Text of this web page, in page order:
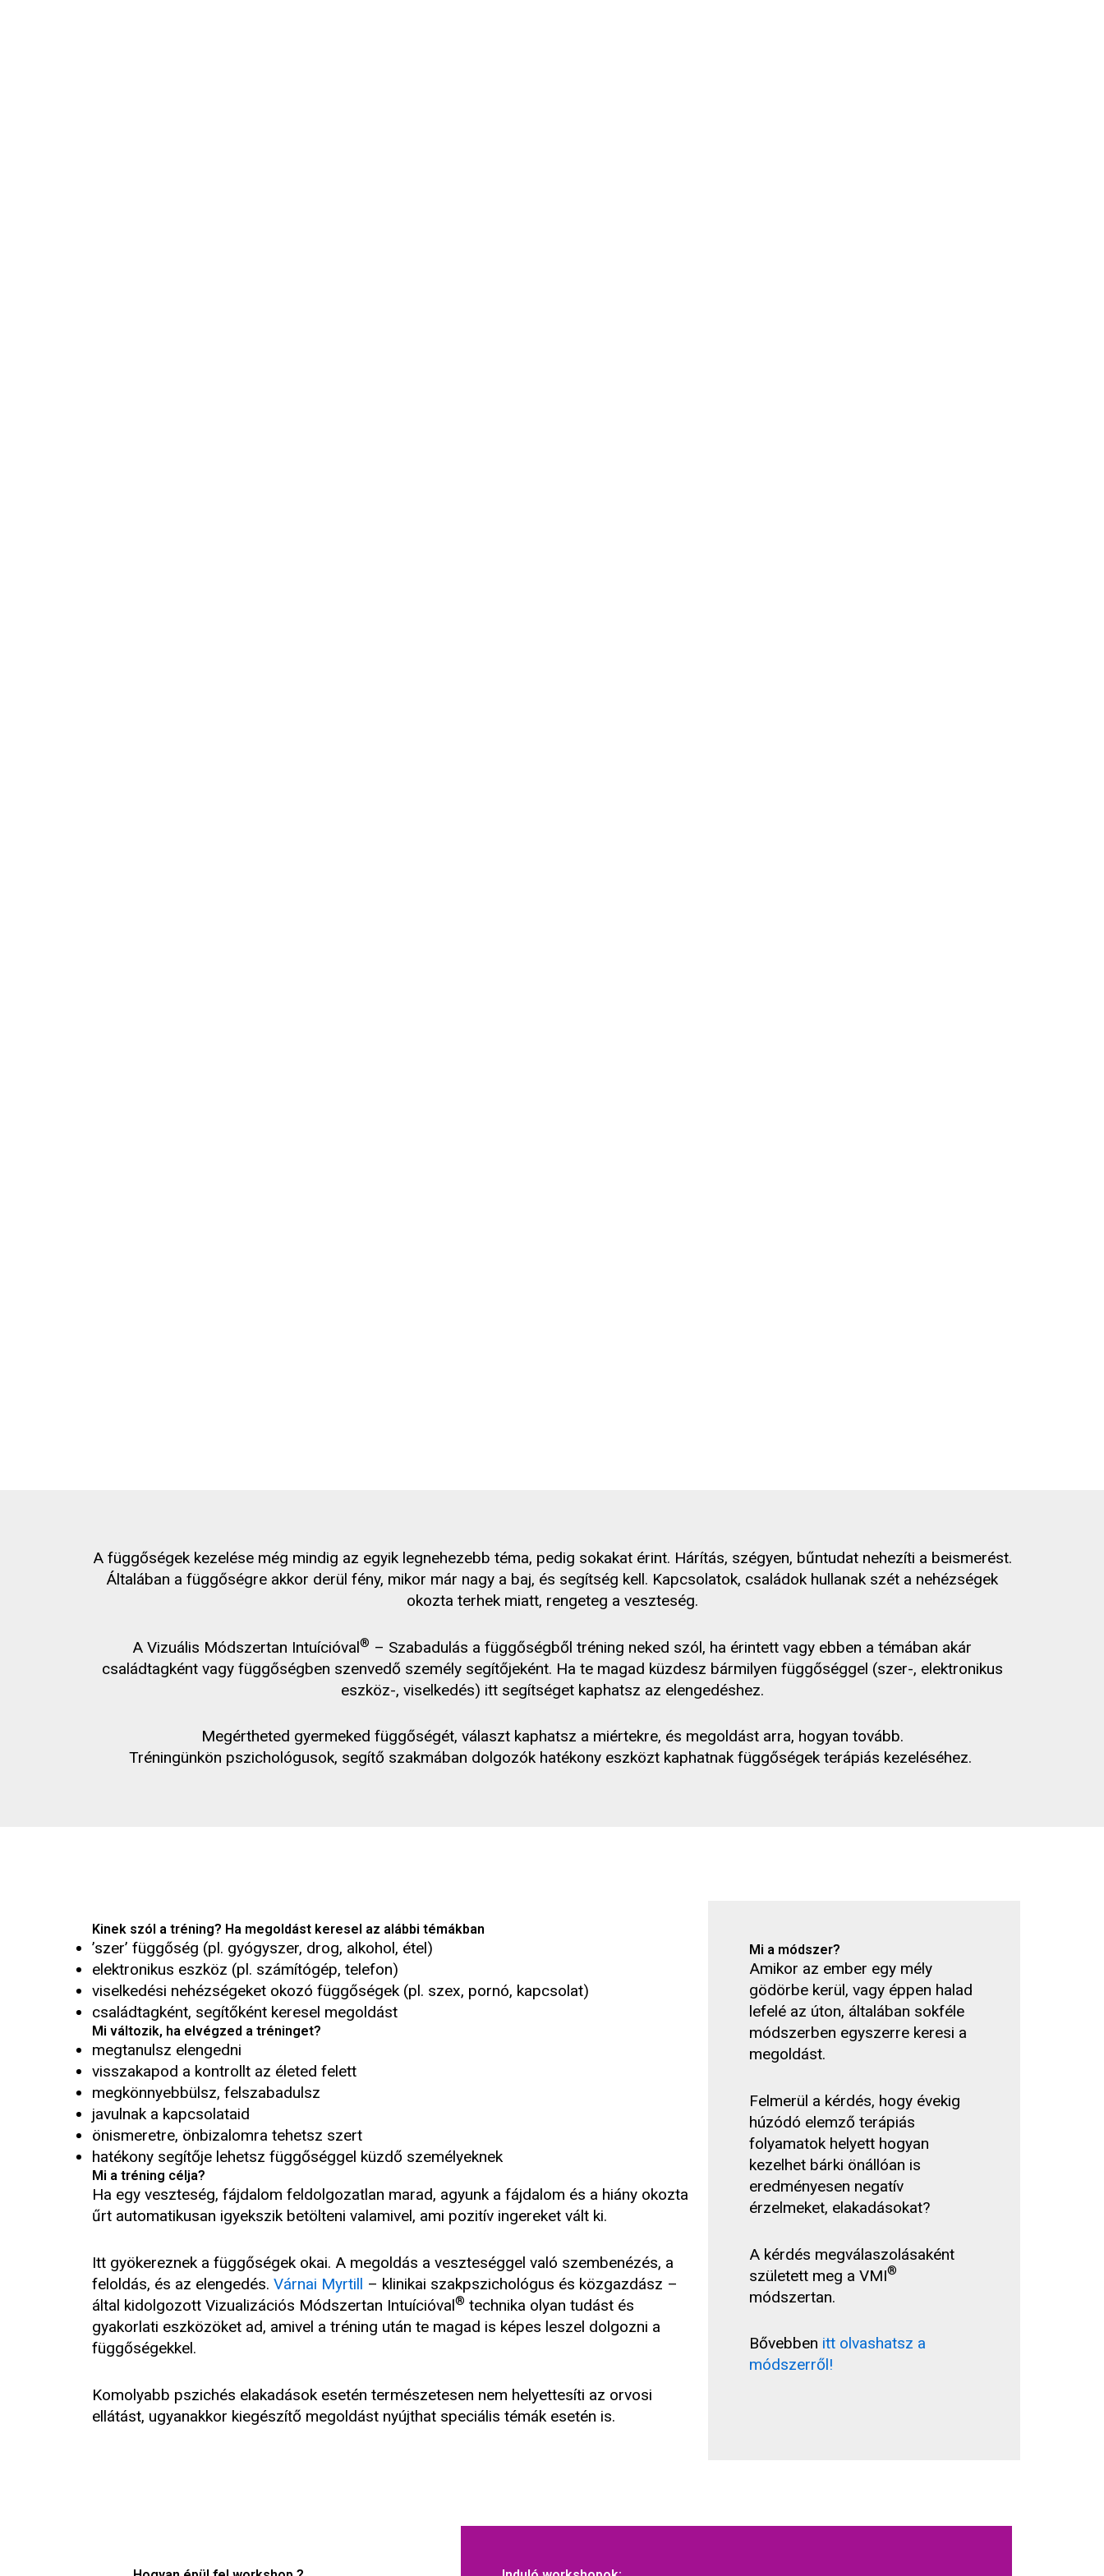
A függőségek kezelése még mindig az egyik legnehezebb téma, pedig sokakat érint. Hárítás, szégyen, bűntudat nehezíti a beismerést.
Általában a függőségre akkor derül fény, mikor már nagy a baj, és segítség kell. Kapcsolatok, családok hullanak szét a nehézségek
okozta terhek miatt, rengeteg a veszteség.
A Vizuális Módszertan Intuícióval® – Szabadulás a függőségből tréning neked szól, ha érintett vagy ebben a témában akár
családtagként vagy függőségben szenvedő személy segítőjeként. Ha te magad küzdesz bármilyen függőséggel (szer-, elektronikus
eszköz-, viselkedés) itt segítséget kaphatsz az elengedéshez.
Megértheted gyermeked függőségét, választ kaphatsz a miértekre, és megoldást arra, hogyan tovább.
Tréningünkön pszichológusok, segítő szakmában dolgozók hatékony eszközt kaphatnak függőségek terápiás kezeléséhez.
Kinek szól a tréning? Ha megoldást keresel az alábbi témákban
’szer’ függőség (pl. gyógyszer, drog, alkohol, étel)
elektronikus eszköz (pl. számítógép, telefon)
viselkedési nehézségeket okozó függőségek (pl. szex, pornó, kapcsolat)
családtagként, segítőként keresel megoldást
Mi változik, ha elvégzed a tréninget?
megtanulsz elengedni
visszakapod a kontrollt az életed felett
megkönnyebbülsz, felszabadulsz
javulnak a kapcsolataid
önismeretre, önbizalomra tehetsz szert
hatékony segítője lehetsz függőséggel küzdő személyeknek
Mi a tréning célja?
Ha egy veszteség, fájdalom feldolgozatlan marad, agyunk a fájdalom és a hiány okozta
űrt automatikusan igyekszik betölteni valamivel, ami pozitív ingereket vált ki.
Itt gyökereznek a függőségek okai. A megoldás a veszteséggel való szembenézés, a
feloldás, és az elengedés. Várnai Myrtill – klinikai szakpszichológus és közgazdász –
által kidolgozott Vizualizációs Módszertan Intuícióval® technika olyan tudást és
gyakorlati eszközöket ad, amivel a tréning után te magad is képes leszel dolgozni a
függőségekkel.
Komolyabb pszichés elakadások esetén természetesen nem helyettesíti az orvosi
ellátást, ugyanakkor kiegészítő megoldást nyújthat speciális témák esetén is.
Mi a módszer?
Amikor az ember egy mély
gödörbe kerül, vagy éppen halad
lefelé az úton, általában sokféle
módszerben egyszerre keresi a
megoldást.
Felmerül a kérdés, hogy évekig
húzódó elemző terápiás
folyamatok helyett hogyan
kezelhet bárki önállóan is
eredményesen negatív
érzelmeket, elakadásokat?
A kérdés megválaszolásaként
született meg a VMI®
módszertan.
Bővebben itt olvashatsz a
módszerről!